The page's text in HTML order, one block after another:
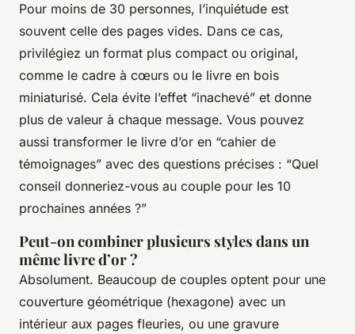
Pour moins de 30 personnes, l’inquiétude est
souvent celle des pages vides. Dans ce cas,
privilégiez un format plus compact ou original,
comme le cadre à cœurs ou le livre en bois
miniaturisé. Cela évite l’effet “inachevé” et donne
plus de valeur à chaque message. Vous pouvez
aussi transformer le livre d’or en “cahier de
témoignages” avec des questions précises : “Quel
conseil donneriez-vous au couple pour les 10
prochaines années ?”
Peut-on combiner plusieurs styles dans un
même livre d’or ?
Absolument. Beaucoup de couples optent pour une
couverture géométrique (hexagone) avec un
intérieur aux pages fleuries, ou une gravure